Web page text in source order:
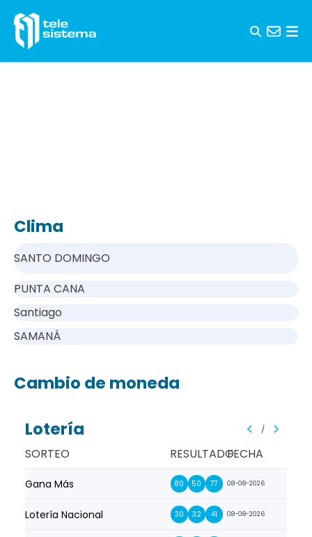
Clima
SANTO DOMINGO
PUNTA CANA
Santiago
SAMANÁ
Cambio de moneda
Lotería /
SORTEO RESULTADOFECHA
Gana Más 80 50 77 08-08-2026
Lotería Nacional 30 32 41 08-08-2026